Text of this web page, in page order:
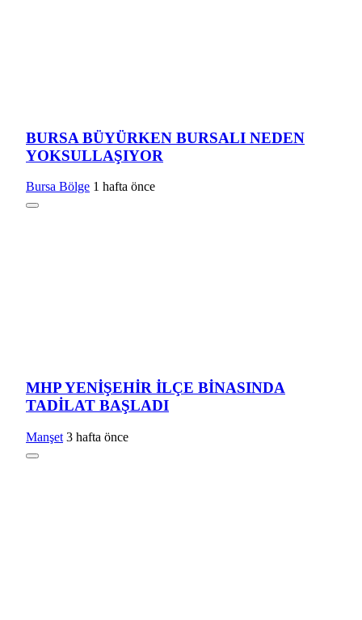
BURSA BÜYÜRKEN BURSALI NEDEN
YOKSULLAŞIYOR
Bursa Bölge 1 hafta önce
MHP YENİŞEHİR İLÇE BİNASINDA
TADİLAT BAŞLADI
Manşet 3 hafta önce